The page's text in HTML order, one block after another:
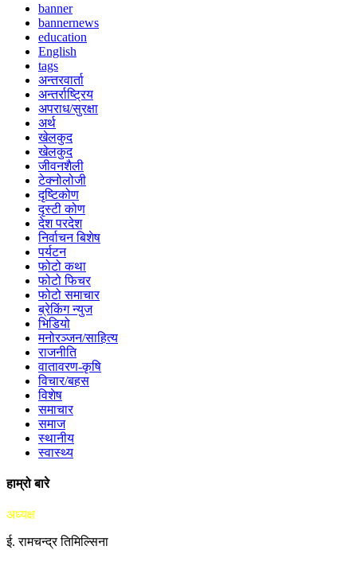
banner
bannernews
education
English
tags
अन्तरवार्ता
अन्तर्राष्ट्रिय
अपराध/सुरक्षा
अर्थ
खेलकुद
खेलकुद
जीवनशैली
टेक्नोलोजी
दृष्टिकोण
दृस्टी कोण
देश परदेश
निर्वाचन बिशेष
पर्यटन
फोटो कथा
फोटो फिचर
फोटो समाचार
ब्रेकिंग न्युज
भिडियो
मनोरञ्जन/साहित्य
राजनीति
वातावरण-कृषि
विचार/बहस
विशेष
समाचार
समाज
स्थानीय
स्वास्थ्य
हाम्रो बारे
अध्यक्ष
ई. रामचन्द्र तिमिल्सिना